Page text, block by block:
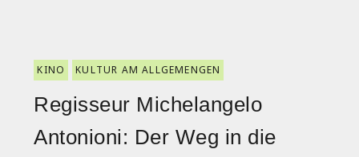
KINO KULTUR AM ALLGEMENGEN
Regisseur Michelangelo
Antonioni: Der Weg in die